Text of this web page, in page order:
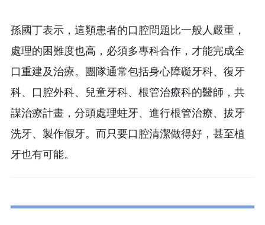
孫國丁表示，這類患者的口腔問題比一般人嚴重，
處理的困難度也高，必須多專科合作，才能完成全
口重建及治療。團隊通常包括身心障礙牙科、復牙
科、口腔外科、兒童牙科、根管治療科的醫師，共
謀治療計畫，分頭處理蛀牙、進行根管治療、拔牙
洗牙、製作假牙。而只要口腔清潔做得好，甚至植
牙也有可能。